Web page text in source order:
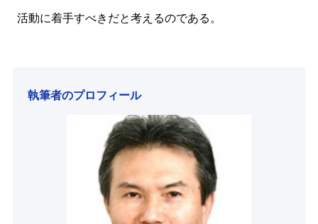
活動に着手すべきだと考えるのである。
執筆者のプロフィール